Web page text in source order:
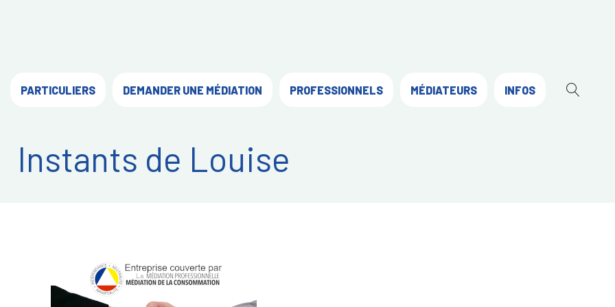
PARTICULIERS DEMANDER UNE MÉDIATION PROFESSIONNELS MÉDIATEURS INFOS
Instants de Louise